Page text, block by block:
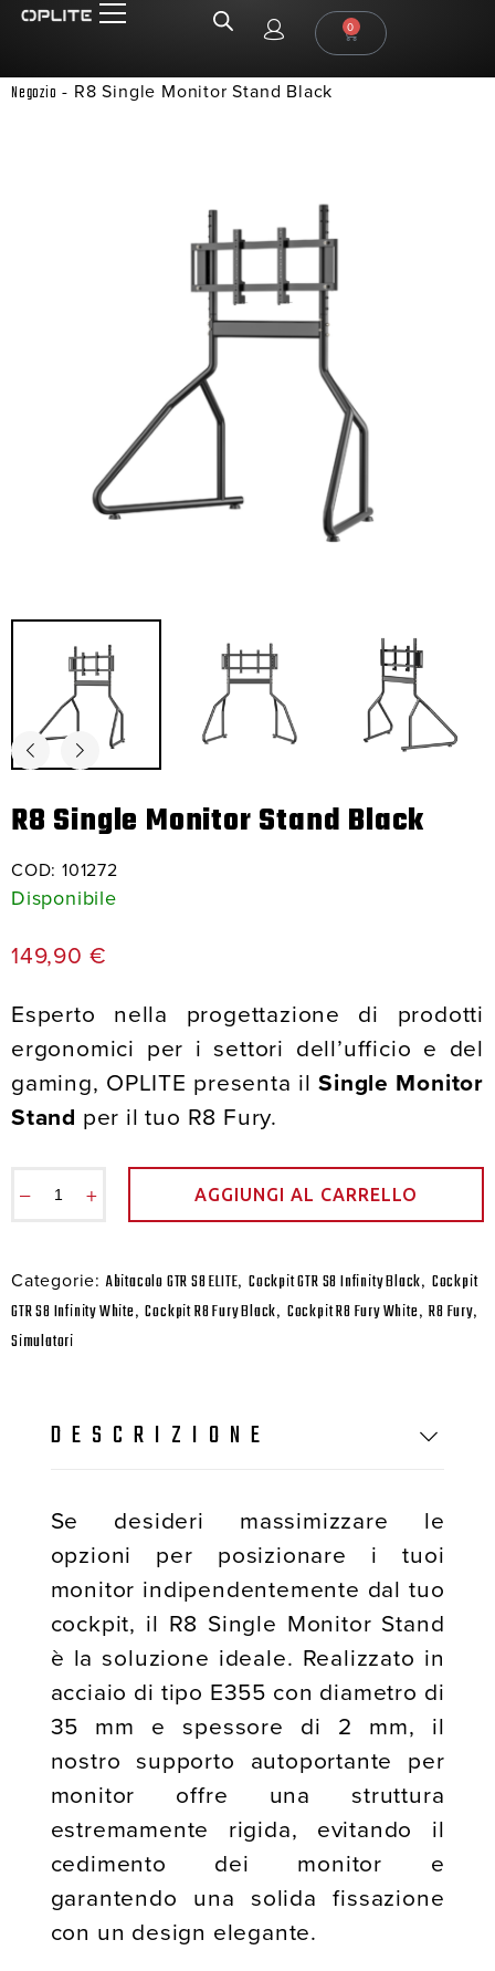
0
Negozio - R8 Single Monitor Stand Black
R8 Single Monitor Stand Black
COD: 101272
Disponibile
149,90 €
Esperto nella progettazione di prodotti
ergonomici per i settori dell’ufficio e del
gaming, OPLITE presenta ilSingle Monitor
Stand per il tuo R8 Fury.
− + AGGIUNGI AL CARRELLO
Categorie:Abitacolo GTR S8 ELITE,Cockpit GTR S8 Infinity Black, Cockpit
GTR S8 Infinity White,Cockpit R8 Fury Black, Cockpit R8 Fury White,R8 Fury,
Simulatori
DESCRIZIONE
Se desideri massimizzare le
opzioni per posizionare i tuoi
monitor indipendentemente dal tuo
cockpit, il R8 Single Monitor Stand
è la soluzione ideale. Realizzato in
acciaio di tipo E355 con diametro di
35 mm e spessore di 2 mm, il
nostro supporto autoportante per
monitor offre una struttura
estremamente rigida, evitando il
cedimento dei monitor e
garantendo una solida fissazione
con un design elegante.